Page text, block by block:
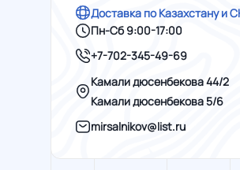
Доставка по Казахстану и
Пн-Сб 9:00-17:00
+7-702-345-49-69
Камали дюсенбекова 44/2
Камали дюсенбекова 5/6
mirsalnikov@list.ru